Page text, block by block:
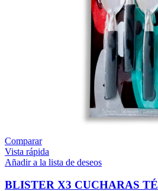
Comparar
Vista rápida
Añadir a la lista de deseos
BLISTER X3 CUCHARAS TÉ